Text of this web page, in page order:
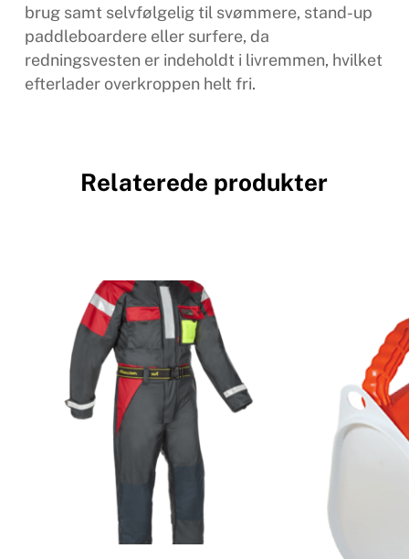
brug samt selvfølgelig til svømmere, stand-up
paddleboardere eller surfere, da
redningsvesten er indeholdt i livremmen, hvilket
efterlader overkroppen helt fri.
Relaterede produkter